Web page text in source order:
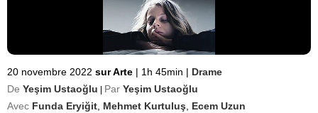
20 novembre 2022 sur Arte | 1h 45min | Drame
De Yeşim Ustaoğlu Par Yeşim Ustaoğlu
Avec Funda Eryiğit Mehmet Kurtuluş
Ecem Uzun